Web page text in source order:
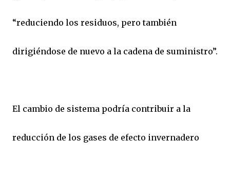
“reduciendo los residuos, pero también
dirigiéndose de nuevo a la cadena de suministro”.
El cambio de sistema podría contribuir a la
reducción de los gases de efecto invernadero